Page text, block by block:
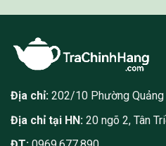
Địa chỉ: 202/10 Phường Quảng
Địa chỉ tại HN: 20 ngõ 2, Tân